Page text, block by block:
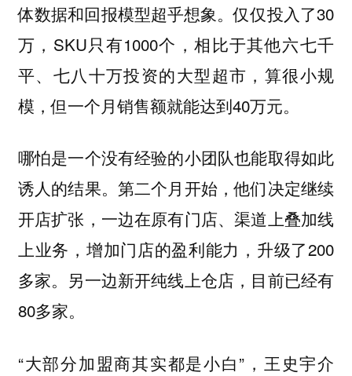
体数据和回报模型超乎想象。仅仅投入了30
万，SKU只有1000个，相比于其他六七千
平、七八十万投资的大型超市，算很小规
模，但一个月销售额就能达到40万元。
哪怕是一个没有经验的小团队也能取得如此
诱人的结果。第二个月开始，他们决定继续
开店扩张，一边在原有门店、渠道上叠加线
上业务，增加门店的盈利能力，升级了200
多家。另一边新开纯线上仓店，目前已经有
80多家。
“大部分加盟商其实都是小白”，王史宇介